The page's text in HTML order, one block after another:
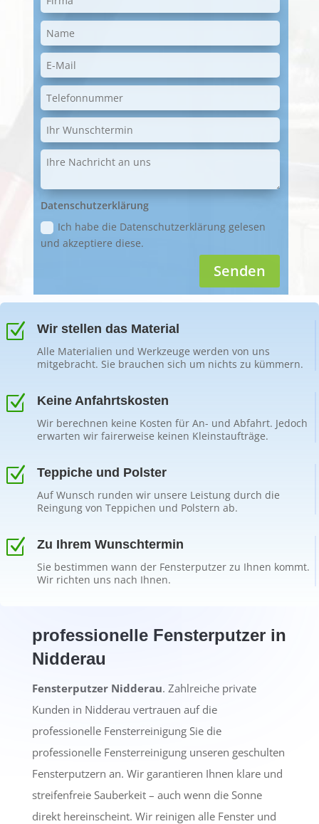
Datenschutzerklärung
Ich habe die Datenschutzerklärung gelesen
und akzeptiere diese.
Senden
Z Wir stellen das Material
Alle Materialien und Werkzeuge werden von uns
mitgebracht. Sie brauchen sich um nichts zu kümmern.
Z Keine Anfahrtskosten
Wir berechnen keine Kosten für An- und Abfahrt. Jedoch
erwarten wir fairerweise keinen Kleinstaufträge.
Z Teppiche und Polster
Auf Wunsch runden wir unsere Leistung durch die
Reingung von Teppichen und Polstern ab.
Z Zu Ihrem Wunschtermin
Sie bestimmen wann der Fensterputzer zu Ihnen kommt.
Wir richten uns nach Ihnen.
professionelle Fensterputzer in
Nidderau
Fensterputzer Nidderau. Zahlreiche private
Kunden in Nidderau vertrauen auf die
professionelle Fensterreinigung Sie die
professionelle Fensterreinigung unseren geschulten
Fensterputzern an. Wir garantieren Ihnen klare und
streifenfreie Sauberkeit – auch wenn die Sonne
direkt hereinscheint. Wir reinigen alle Fenster und